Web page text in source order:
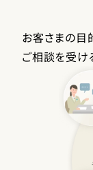
お客さまの目
ご相談を受け